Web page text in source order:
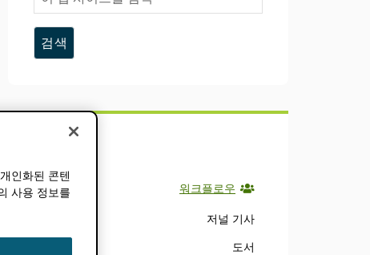
바
웹
사
이
워크플로우
저널 기사
도서
인화된 콘텐
사용 정보를